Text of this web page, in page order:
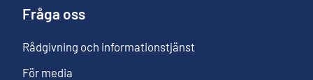
Fråga oss
Rådgivning och informationstjänst
För media